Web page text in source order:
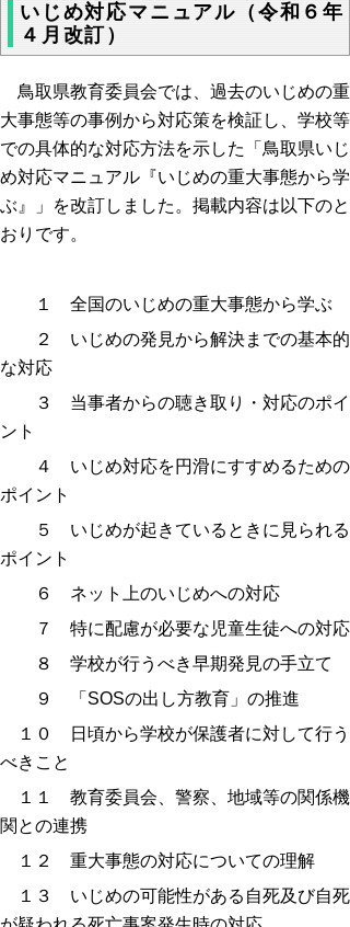
いじめ対応マニュアル（令和６年
４月改訂）
鳥取県教育委員会では、過去のいじめの重
大事態等の事例から対応策を検証し、学校等
での具体的な対応方法を示した「鳥取県いじ
め対応マニュアル『いじめの重大事態から学
ぶ』」を改訂しました。掲載内容は以下のと
おりです。
１ 全国のいじめの重大事態から学ぶ
２ いじめの発見から解決までの基本的
な対応
３ 当事者からの聴き取り・対応のポイ
ント
４ いじめ対応を円滑にすすめるための
ポイント
５ いじめが起きているときに見られる
ポイント
６ ネット上のいじめへの対応
７ 特に配慮が必要な児童生徒への対応
８ 学校が行うべき早期発見の手立て
９ 「SOSの出し方教育」の推進
１０ 日頃から学校が保護者に対して行う
べきこと
１１ 教育委員会、警察、地域等の関係機
関との連携
１２ 重大事態の対応についての理解
１３ いじめの可能性がある自死及び自死